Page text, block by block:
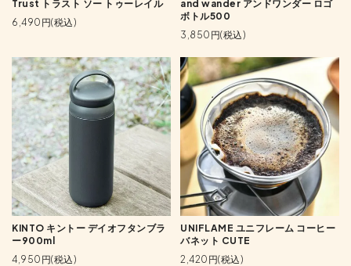
Trust トラスト ソー トゥーレイル
6,490円(税込)
and wander アンドワンダー ロゴ
ボトル500
3,850円(税込)
KINTO キントー デイオフタンブラ
ー900ml
4,950円(税込)
UNIFLAME ユニフレーム コーヒー
バネット CUTE
2,420円(税込)